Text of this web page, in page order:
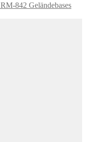
RM-842 Geländebases